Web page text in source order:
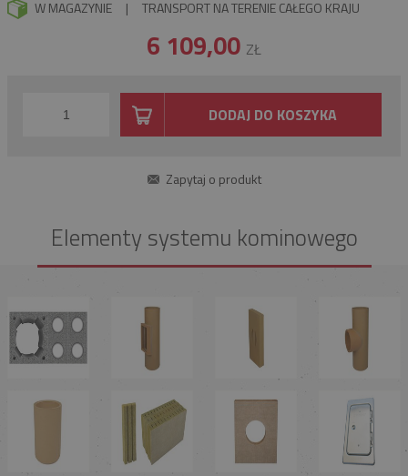
W MAGAZYNIE | TRANSPORT NA TERENIE CAŁEGO KRAJU
6 109,00 ZŁ
DODAJ DO KOSZYKA
Zapytaj o produkt
Elementy systemu kominowego